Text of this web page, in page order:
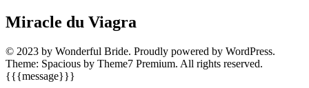
Miracle du Viagra
© 2023 by Wonderful Bride. Proudly powered by WordPress.
Theme: Spacious by Theme7 Premium. All rights reserved.
{{{message}}}